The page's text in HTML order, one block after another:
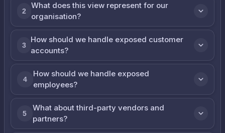
2
What does this view represent for our
organisation?
3
How should we handle exposed customer
accounts?
4
How should we handle exposed
employees?
5
What about third-party vendors and
partners?